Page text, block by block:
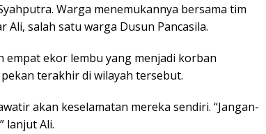
Warga menemukannya bersama tim
Ali, salah satu warga Dusun Pancasila.
ekor lembu yang menjadi korban
terakhir di wilayah tersebut.
akan keselamatan mereka sendiri. “Jangan-
lanjut Ali.